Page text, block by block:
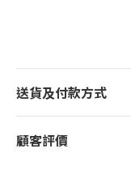
送貨及付款方式
顧客評價